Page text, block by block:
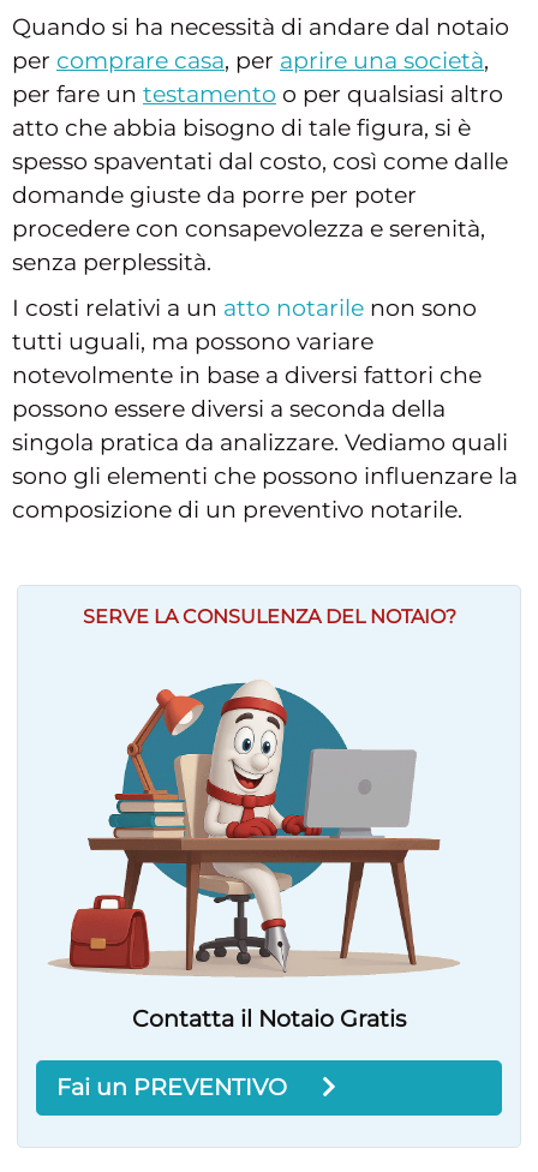
Quando si ha necessità di andare dal notaio
per comprare casa, per aprire una società,
per fare un testamento o per qualsiasi altro
atto che abbia bisogno di tale figura, si è
spesso spaventati dal costo, così come dalle
domande giuste da porre per poter
procedere con consapevolezza e serenità,
senza perplessità.
I costi relativi a un atto notarile non sono
tutti uguali, ma possono variare
notevolmente in base a diversi fattori che
possono essere diversi a seconda della
singola pratica da analizzare. Vediamo quali
sono gli elementi che possono influenzare la
composizione di un preventivo notarile.
SERVE LA CONSULENZA DEL NOTAIO?
Contatta il Notaio Gratis
Fai un PREVENTIVO